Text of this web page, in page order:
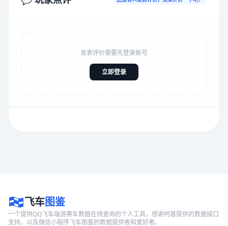
发表评价需要先登录账号
立即登录
飞车图鉴
一个提供QQ飞车端游赛车数据在线查询的个人工具，感谢柯基提供的数据接口
支持，以及微信小程序飞车图鉴的数据提供者和爱好者。